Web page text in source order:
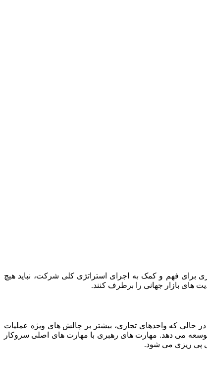
برای فهم و کمک به اجرای استراتژی کلی شرکت، نباید هیچ
های بازار جهانی را برطرف کنند.
حالی که واحدهای تجاری، بیشتر بر چالش های ویژه عملیات
می‌ دهد. مهارت های رهبری با مهارت های اصلی سرو‌کار
پی ریزی می‌ شود.